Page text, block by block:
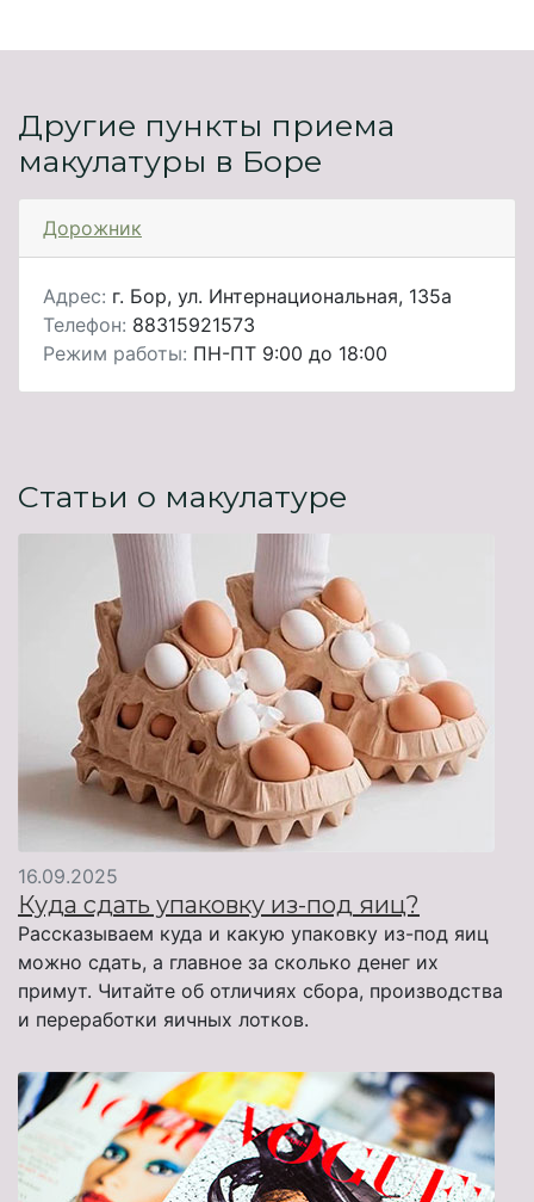
Другие пункты приема
макулатуры в Боре
Дорожник
Адрес: г. Бор, ул. Интернациональная, 135а
Телефон: 88315921573
Режим работы: ПН-ПТ 9:00 до 18:00
Статьи о макулатуре
16.09.2025
Куда сдать упаковку из-под яиц?
Рассказываем куда и какую упаковку из-под яиц
можно сдать, а главное за сколько денег их
примут. Читайте об отличиях сбора, производства
и переработки яичных лотков.